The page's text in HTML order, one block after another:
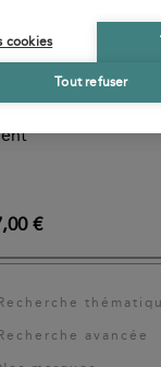
cookies
Tout refuser
€
Recherche
Recherche avancée